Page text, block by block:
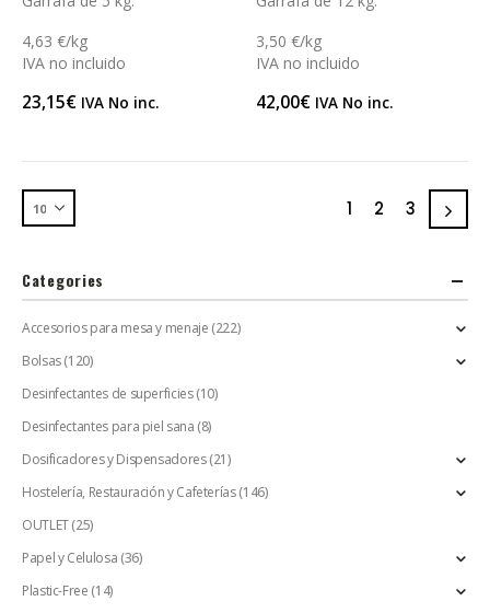
4,63 €/kg
IVA no incluido
23,15€ IVA No inc.
3,50 €/kg
IVA no incluido
42,00€ IVA No inc.
1 2 3
Categories
Accesorios para mesa y menaje (222)
Bolsas(120)
Desinfectantes de superficies (10)
Desinfectantes para piel sana (8)
Dosificadores y Dispensadores (21)
Hostelería, Restauración y Cafeterías(146)
OUTLET(25)
Papel y Celulosa (36)
Plastic-Free (14)